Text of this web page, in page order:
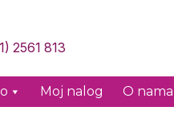
2561 813
Moj nalog O nama